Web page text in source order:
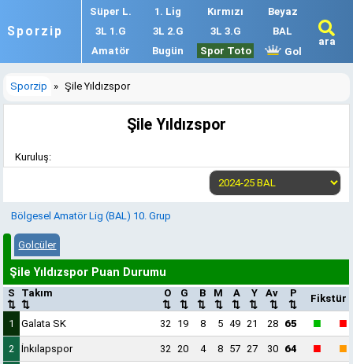
Sporzip
Süper L. 1. Lig Kırmızı
Beyaz
3L 1.G
3L 2.G 3L 3.G
BAL
Amatör
Bugün Spor Toto Gol
ara
Sporzip » Şile Yıldızspor
Şile Yıldızspor
Kuruluş:
Bölgesel Amatör Lig (BAL) 10. Grup
Golcüler
Şile Yıldızspor Puan Durumu
S
⇅
Takım
⇅
O
⇅
G
⇅
B
⇅
M
⇅
A
⇅
Y
⇅
Av
⇅
P
⇅
Fikstür
1 Galata SK 32 19 8 5 49 21 28 65 ■ ■
2 İnkılapspor 32 20 4 8 57 27 30 64 ■ ■